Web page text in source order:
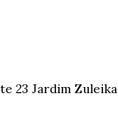
23 Jardim Zuleika